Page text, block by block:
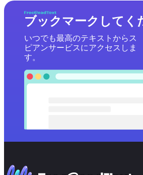
ブックマークしてく
いつでも最高のテキストからス
ピアンサービスにアクセスしま
す。